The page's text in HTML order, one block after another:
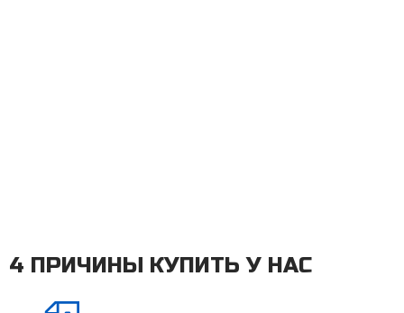
4 ПРИЧИНЫ КУПИТЬ У НАС